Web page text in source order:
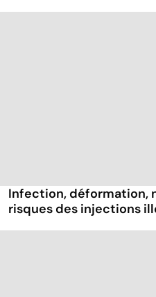
Infection, déformation,
risques des injections